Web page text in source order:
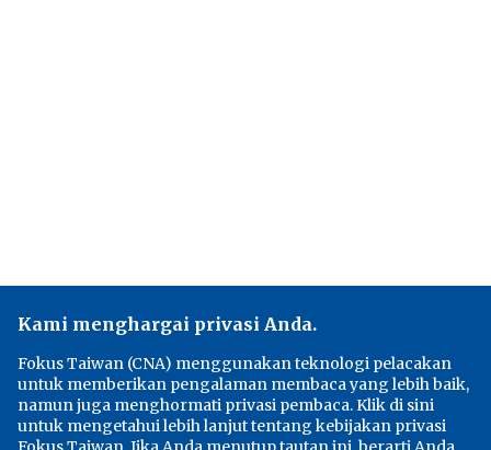
Kami menghargai privasi Anda.
Fokus Taiwan (CNA) menggunakan teknologi pelacakan
untuk memberikan pengalaman membaca yang lebih baik,
namun juga menghormati privasi pembaca. Klik di sini
untuk mengetahui lebih lanjut tentang kebijakan privasi